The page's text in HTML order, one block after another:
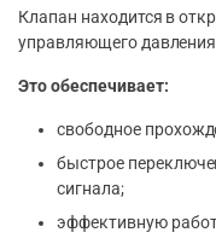
Клапан находится в
управляющего
Это обеспечивает:
свободное
быстрое
сигнала;
эффективную